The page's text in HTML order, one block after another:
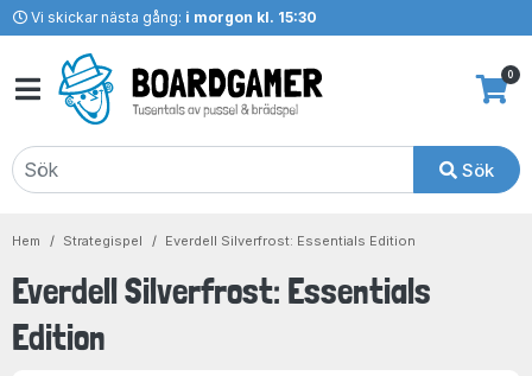
Vi skickar nästa gång: i morgon kl. 15:30
Sök
0
Hem Strategispel Everdell Silverfrost: Essentials Edition
Everdell Silverfrost: Essentials
Edition